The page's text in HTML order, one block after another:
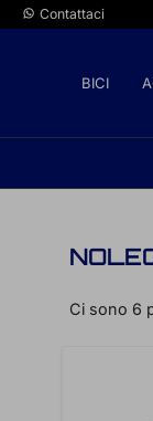
Contattaci
BICI
Ci sono 6